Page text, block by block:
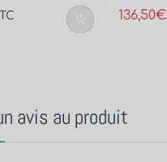
136,50€
avis au produit